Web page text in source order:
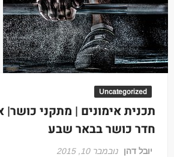
Uncategorized
תכנית אימונים | מתקני כושר|
חדר כושר בבאר שבע
יובל דהן נובמבר 10, 2015